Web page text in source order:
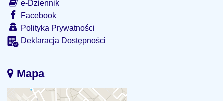
e-Dziennik
Facebook
Polityka Prywatności
Deklaracja Dostępności
Mapa